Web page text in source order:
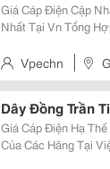
Giá Cáp Điện Cập Nhật Mới Nhất Nhà Phân Phối Dây Và Cáp Điện Cadivi Lớn
Nhất Tại Vn Tổng Hợp Bảng Báo Giá Cáp Điện Của Các Hãng Tại Việt Nam.
Website Cung Cấp
Vpechn
Dây Đồng Trần
Giá Cáp Điện Hạ Thế Cập Nhật Mới Nhất Các Hãng Bảng Báo Giá Cáp Điện
Của Các Hãng Tại